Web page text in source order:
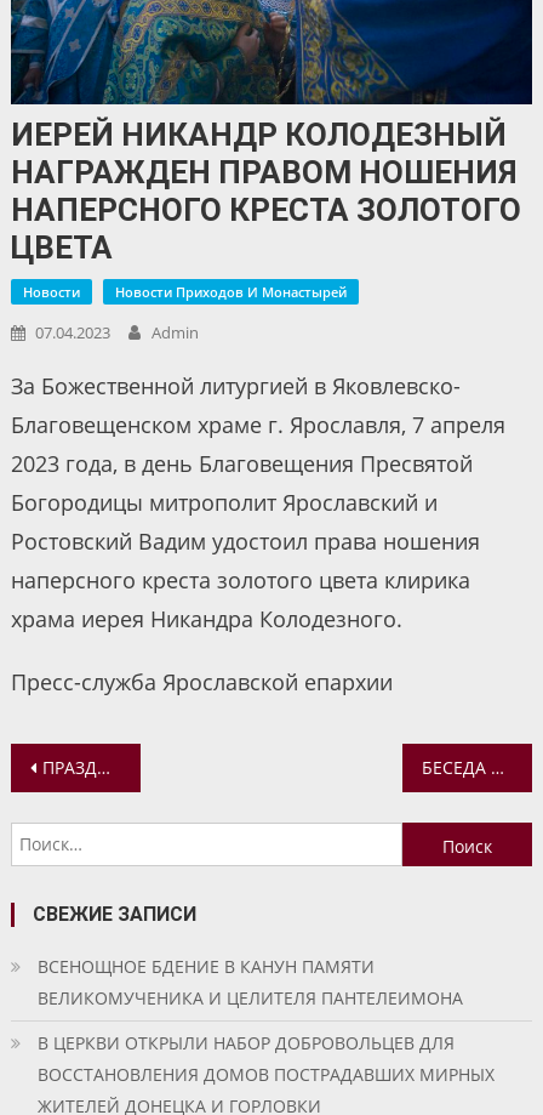
ИЕРЕЙ НИКАНДР КОЛОДЕЗНЫЙ
НАГРАЖДЕН ПРАВОМ НОШЕНИЯ
НАПЕРСНОГО КРЕСТА ЗОЛОТОГО
ЦВЕТА
Новости Новости Приходов И Монастырей
07.04.2023 Admin
За Божественной литургией в Яковлевско-
Благовещенском храме г. Ярославля, 7 апреля
2023 года, в день Благовещения Пресвятой
Богородицы митрополит Ярославский и
Ростовский Вадим удостоил права ношения
наперсного креста золотого цвета клирика
храма иерея Никандра Колодезного.
Пресс-служба Ярославской епархии
Навигация
по
записям
ПРАЗДНИК БЛАГОВЕЩЕНИЯ В ЯКОВЛЕВСКО-БЛАГОВЕЩЕНСКОМ ХРАМЕ ЯРОСЛАВЛЯ БЕСЕДА О ПРАЗДНИКЕ БЛАГОВЕЩЕНИЯ
Найти:
СВЕЖИЕ ЗАПИСИ
ВСЕНОЩНОЕ БДЕНИЕ В КАНУН ПАМЯТИ
ВЕЛИКОМУЧЕНИКА И ЦЕЛИТЕЛЯ ПАНТЕЛЕИМОНА
В ЦЕРКВИ ОТКРЫЛИ НАБОР ДОБРОВОЛЬЦЕВ ДЛЯ
ВОССТАНОВЛЕНИЯ ДОМОВ ПОСТРАДАВШИХ МИРНЫХ
ЖИТЕЛЕЙ ДОНЕЦКА И ГОРЛОВКИ